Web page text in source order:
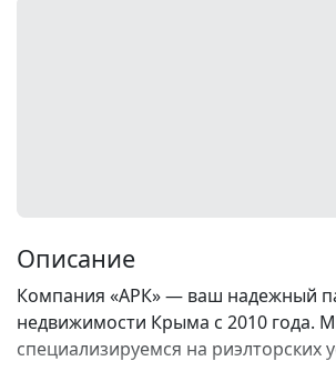
Описание
Компания «АРК» — ваш надежный
недвижимости Крыма с 2010 года.
специализируемся на риэлторских